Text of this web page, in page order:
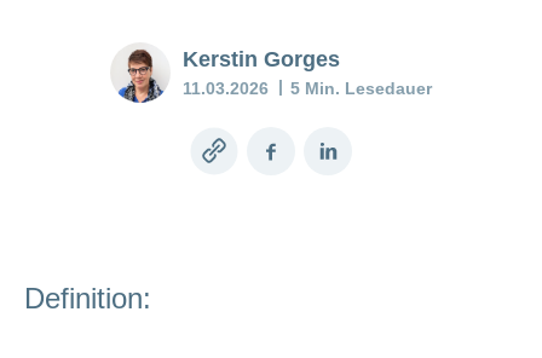
Versicherung
krank
Kerstin Gorges
11.03.2026 5 Min. Lesedauer
Copy
FacebookLinkedIn
Definition: